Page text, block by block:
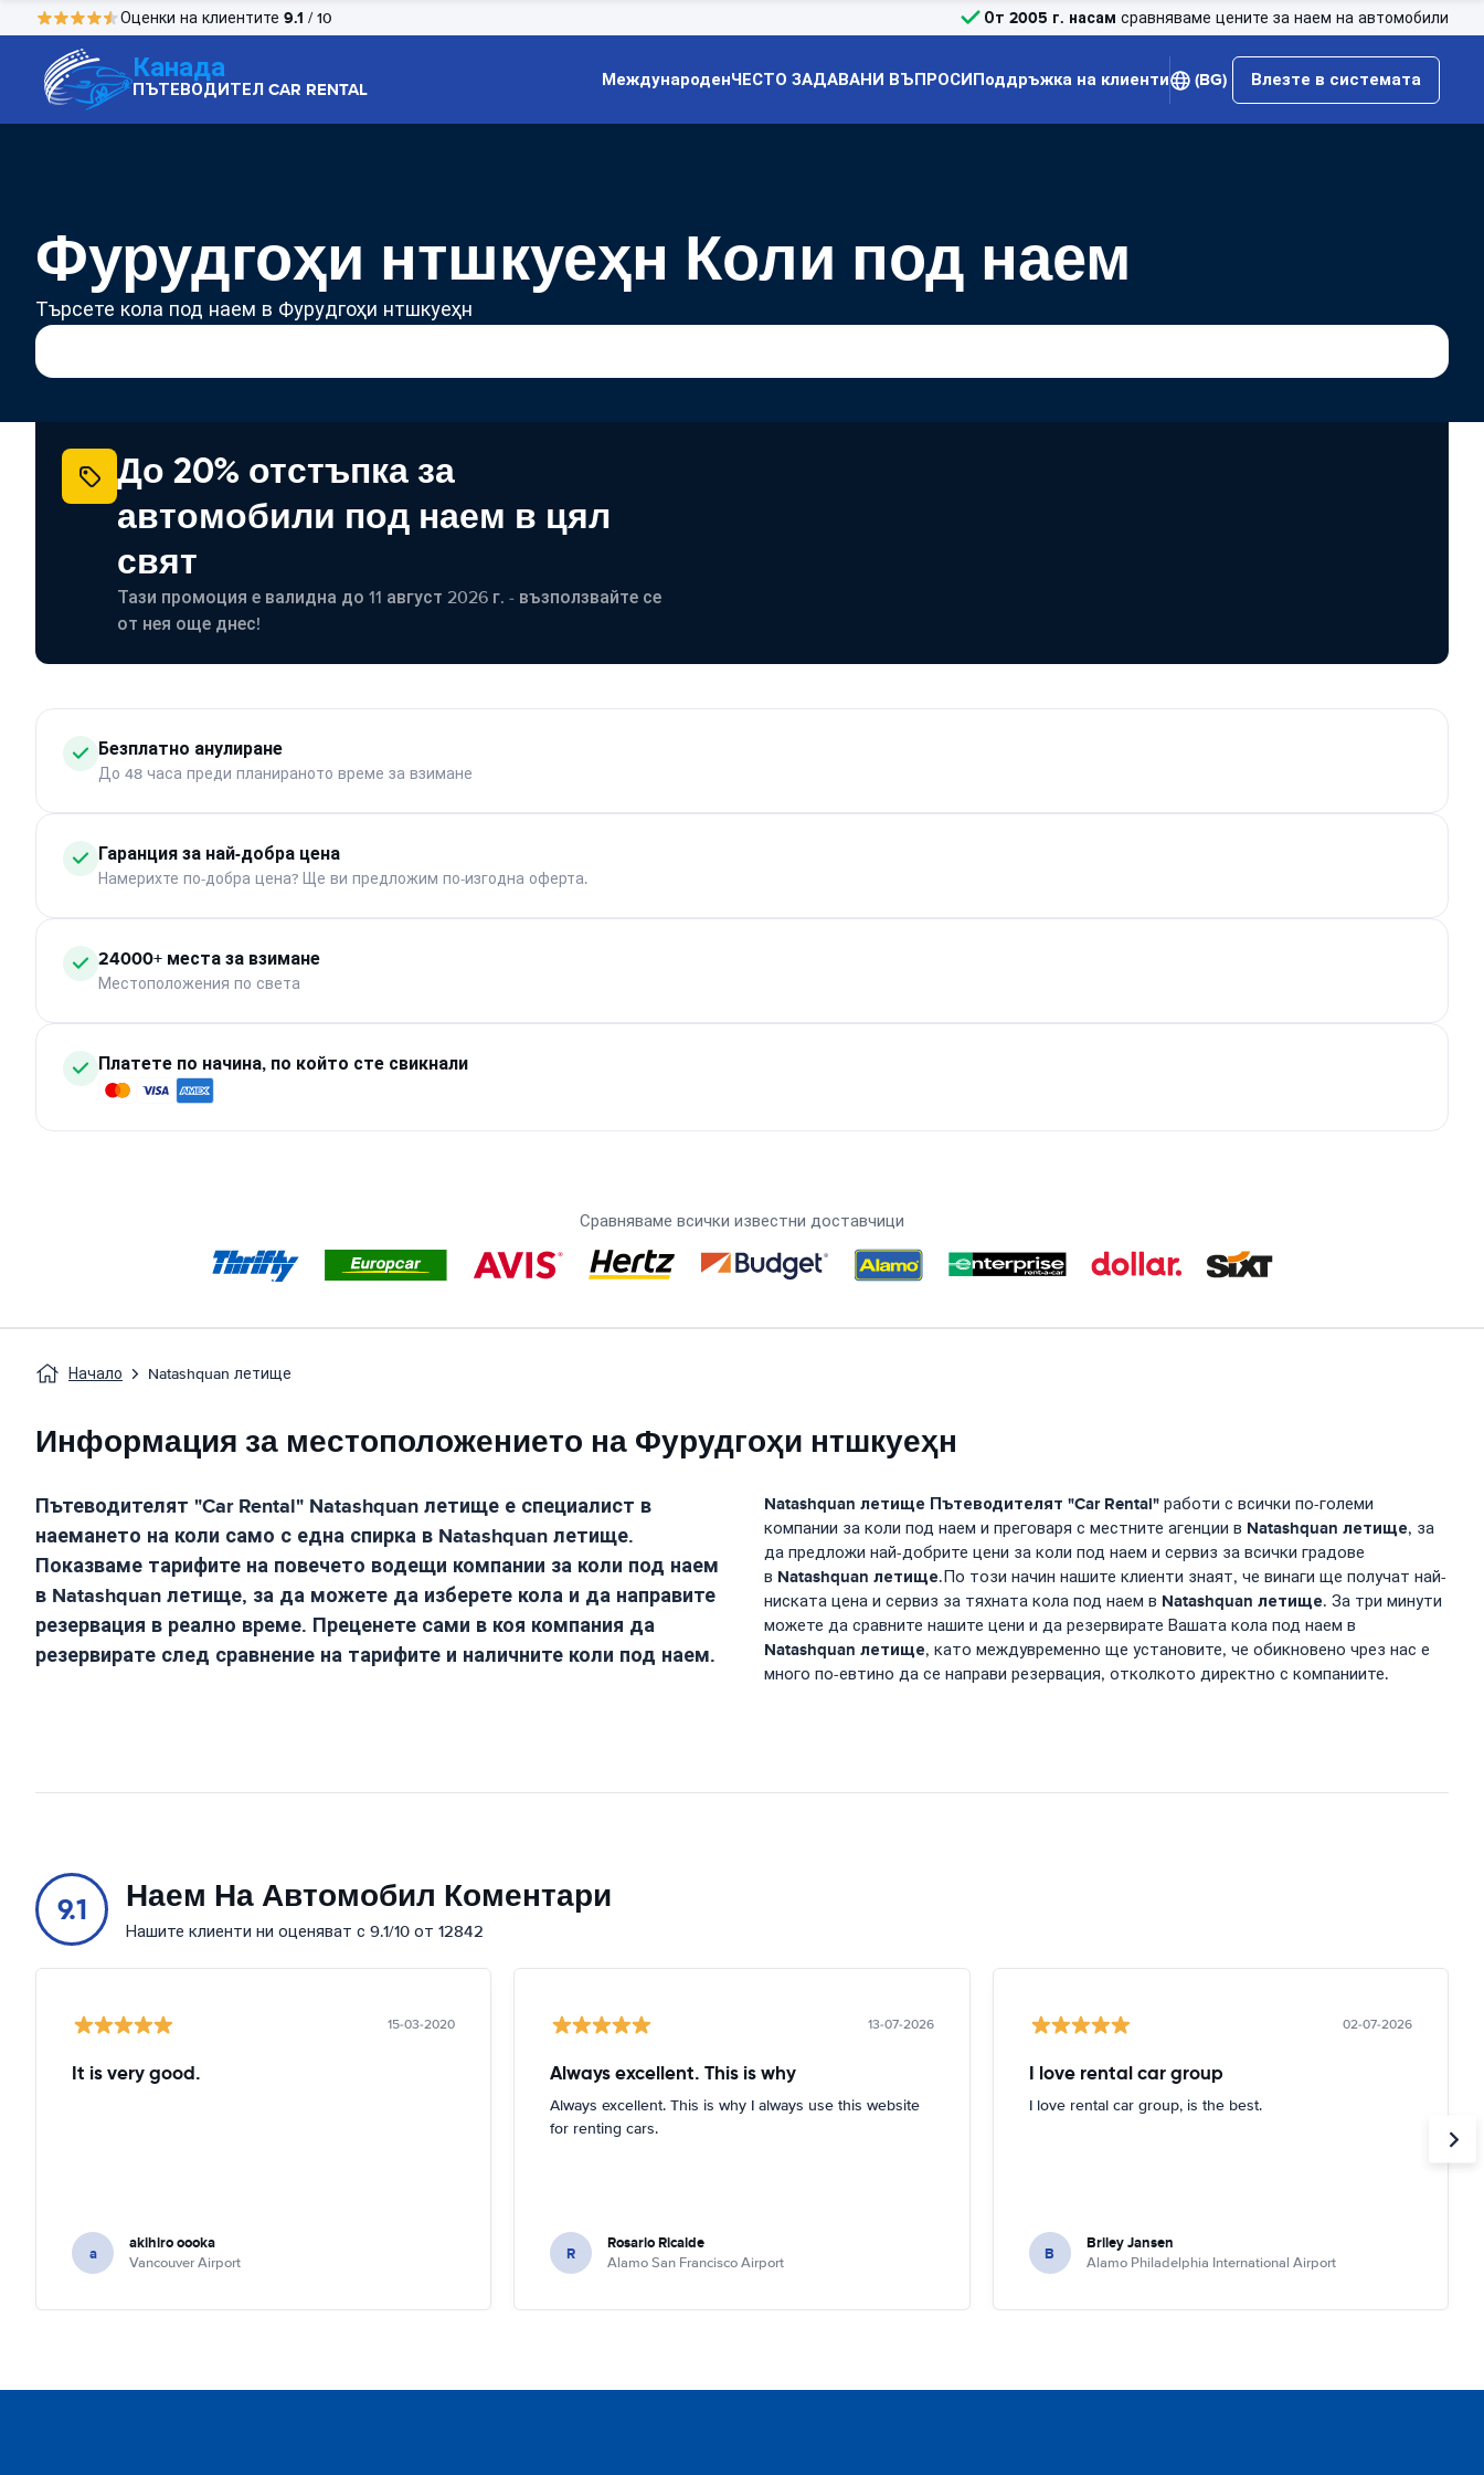
Оценки на клиентите 9.1 / 10 От 2005 г. насам сравняваме цените за наем на автомобили
Канада
ПЪТЕВОДИТЕЛ CAR RENTAL МеждународенЧЕСТО ЗАДАВАНИ ВЪПРОСИПоддръжка на клиенти (BG) Влезте в системата
Фурудгоҳи нтшкуеҳн Коли под наем
Търсете кола под наем в Фурудгоҳи нтшкуеҳн
До 20% отстъпка за
автомобили под наем в цял
свят
Тази промоция е валидна до 11 август 2026 г. - възползвайте се
от нея още днес!
Безплатно анулиране
До 48 часа преди планираното време за взимане
Гаранция за най-добра цена
Намерихте по-добра цена? Ще ви предложим по-изгодна оферта.
24000+ места за взимане
Местоположения по света
Платете по начина, по който сте свикнали
Сравняваме всички известни доставчици
Начало Natashquan летище
Информация за местоположението на Фурудгоҳи нтшкуеҳн
Пътеводителят "Car Rental" Natashquan летище е специалист в
наемането на коли само с една спирка в Natashquan летище.
Показваме тарифите на повечето водещи компании за коли под наем
в Natashquan летище, за да можете да изберете кола и да направите
резервация в реално време. Преценете сами в коя компания да
резервирате след сравнение на тарифите и наличните коли под наем.
Natashquan летище Пътеводителят "Car Rental" работи с всички по-големи
компании за коли под наем и преговаря с местните агенции в Natashquan летище, за
да предложи най-добрите цени за коли под наем и сервиз за всички градове
в Natashquan летище.По този начин нашите клиенти знаят, че винаги ще получат най-
ниската цена и сервиз за тяхната кола под наем в Natashquan летище. За три минути
можете да сравните нашите цени и да резервирате Вашата кола под наем в
Natashquan летище, като междувременно ще установите, че обикновено чрез нас е
много по-евтино да се направи резервация, отколкото директно с компаниите.
9.1 Наем На Автомобил Коментари
Нашите клиенти ни оценяват с 9.1/10 от 12842
15-03-2020
It is very good.
a akihiro oooka
Vancouver Airport
13-07-2026
Always excellent. This is why
Always excellent. This is why I always use this website
for renting cars.
R Rosario Ricalde
Alamo San Francisco Airport
02-07-2026
I love rental car group
I love rental car group, is the best.
B Briley Jansen
Alamo Philadelphia International Airport